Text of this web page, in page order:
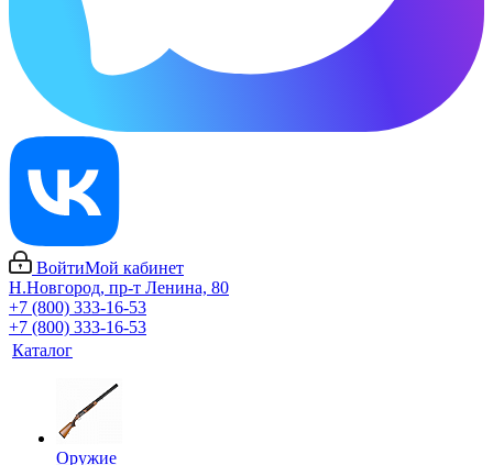
ВойтиМой кабинет
Н.Новгород, пр-т Ленина, 80
+7 (800) 333-16-53
+7 (800) 333-16-53
Каталог
Оружие